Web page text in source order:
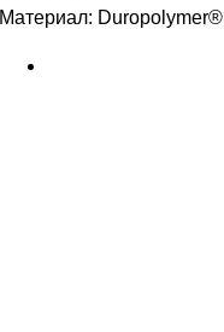
Материал: Duropolymer®